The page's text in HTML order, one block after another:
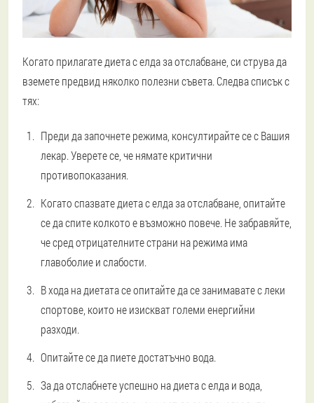
Когато прилагате диета с елда за отслабване, си струва да
вземете предвид няколко полезни съвета. Следва списък с
тях:
Преди да започнете режима, консултирайте се с Вашия
лекар. Уверете се, че нямате критични
противопоказания.
Когато спазвате диета с елда за отслабване, опитайте
се да спите колкото е възможно повече. Не забравяйте,
че сред отрицателните страни на режима има
главоболие и слабости.
В хода на диетата се опитайте да се занимавате с леки
спортове, които не изискват големи енергийни
разходи.
Опитайте се да пиете достатъчно вода.
За да отслабнете успешно на диета с елда и вода,